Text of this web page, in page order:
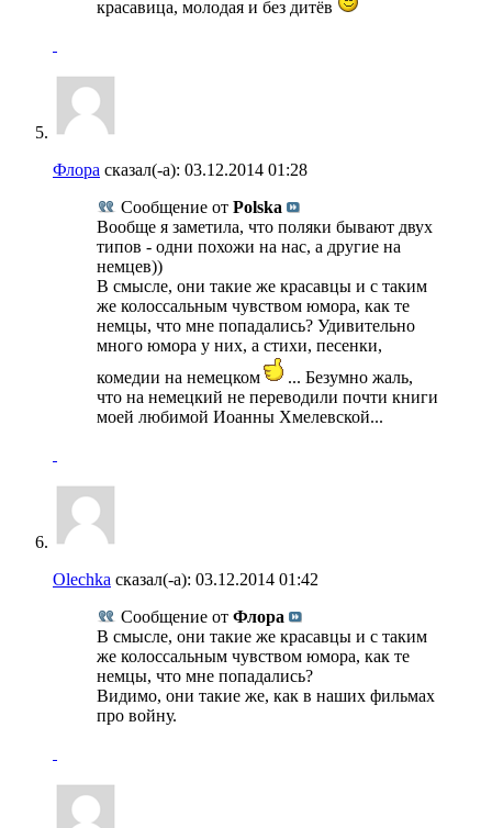
красавица, молодая и без дитёв
Флора сказал(-а): 03.12.2014 01:28
Сообщение от Polska
Вообще я заметила, что поляки бывают двух
типов - одни похожи на нас, а другие на
немцев))
В смысле, они такие же красавцы и с таким
же колоссальным чувством юмора, как те
немцы, что мне попадались? Удивительно
много юмора у них, а стихи, песенки,
комедии на немецком
... Безумно жаль,
что на немецкий не переводили почти книги
моей любимой Иоанны Хмелевской...
Olechka сказал(-а): 03.12.2014 01:42
Сообщение от Флора
В смысле, они такие же красавцы и с таким
же колоссальным чувством юмора, как те
немцы, что мне попадались?
Видимо, они такие же, как в наших фильмах
про войну.